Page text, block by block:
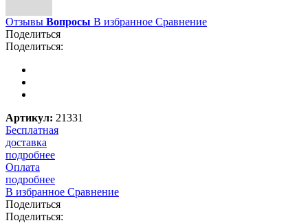
Отзывы Вопросы В избранное Сравнение
Поделиться
Поделиться:
Артикул: 21331
Бесплатная
доставка
подробнее
Оплата
подробнее
В избранное Сравнение
Поделиться
Поделиться: